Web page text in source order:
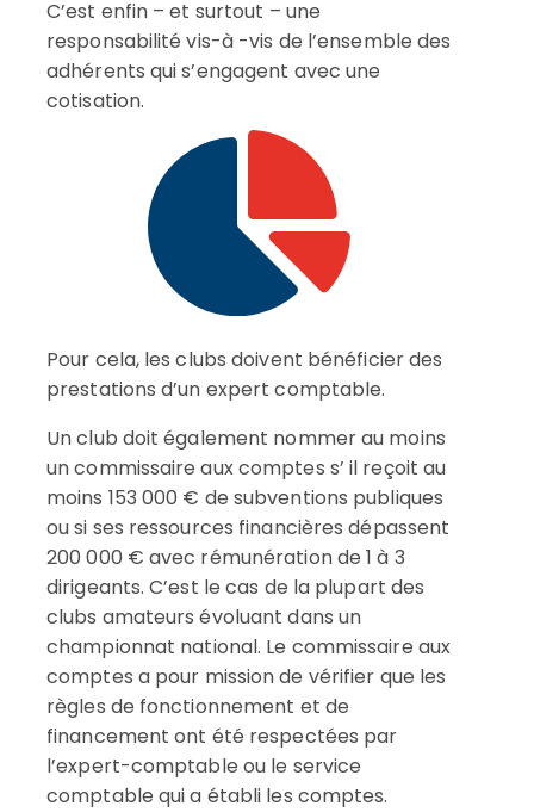
C’est enfin – et surtout – une
responsabilité vis-à -vis de l’ensemble des
adhérents qui s’engagent avec une
cotisation.
Pour cela, les clubs doivent bénéficier des
prestations d’un expert comptable.
Un club doit également nommer au moins
un commissaire aux comptes s’ il reçoit au
moins 153 000 € de subventions publiques
ou si ses ressources financières dépassent
200 000 € avec rémunération de 1 à 3
dirigeants. C’est le cas de la plupart des
clubs amateurs évoluant dans un
championnat national. Le commissaire aux
comptes a pour mission de vérifier que les
règles de fonctionnement et de
financement ont été respectées par
l’expert-comptable ou le service
comptable qui a établi les comptes.